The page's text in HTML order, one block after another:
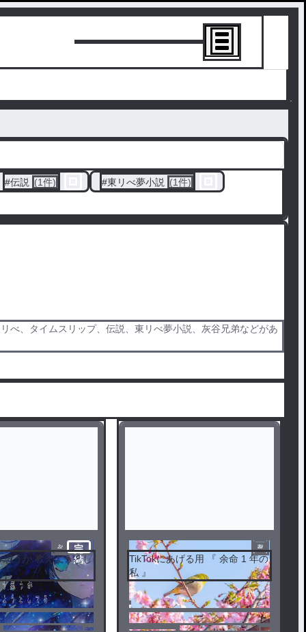
#伝説 (1件) #東リべ夢小説
(1件)
べ、タイムスリップ、伝説、東リべ夢小説、灰谷兄弟などがあ
完
結
思うか 教えようとし
TikTokにあげる用 『 余命 1 年の
私 』